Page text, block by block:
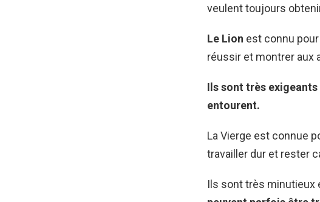
veulent toujours
Le Lion est connu
réussir et montrer aux
Ils sont très exigeants
entourent.
La Vierge est connue
travailler dur et rester
Ils sont très minutieux